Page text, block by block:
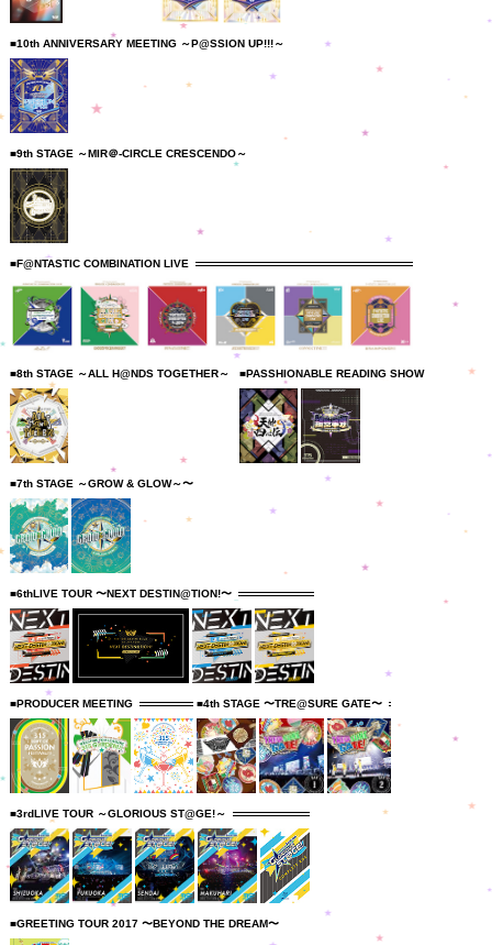
■10th ANNIVERSARY MEETING ～P@SSION UP!!!～
■9th STAGE ～MIR＠-CIRCLE CRESCENDO～
■F@NTASTIC COMBINATION LIVE
■8th STAGE ～ALL H@NDS TOGETHER～ ■PASSHIONABLE READING SHOW
■7th STAGE ～GROW & GLOW～〜
■6thLIVE TOUR 〜NEXT DESTIN@TION!〜
■PRODUCER MEETING ■4th STAGE 〜TRE@SURE GATE〜
■3rdLIVE TOUR ～GLORIOUS ST@GE!～
■GREETING TOUR 2017 〜BEYOND THE DREAM〜